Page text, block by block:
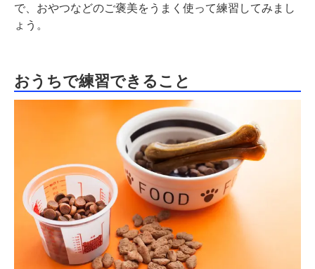
で、おやつなどのご褒美をうまく使って練習してみまし
ょう。
おうちで練習できること